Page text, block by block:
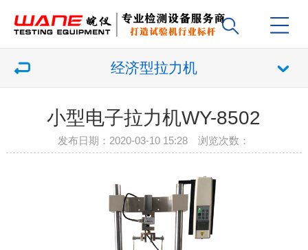
经济型拉力机
小型电子拉力机WY-8502
发布日期：2020-03-10 15:28 浏览次数：